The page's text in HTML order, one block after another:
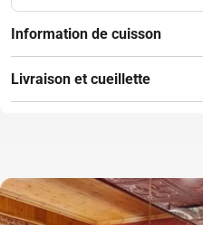
Information de cuisson
Livraison et cueillette